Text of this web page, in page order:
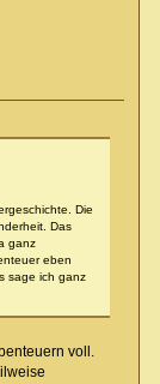
Die
Das
ganz
eben
sage ich ganz
voll.